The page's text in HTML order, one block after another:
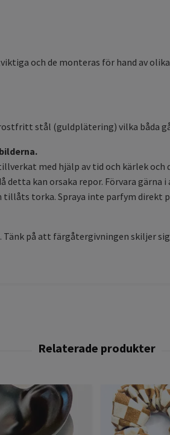
och de monteras för hand av
stål (guldplätering) vilka båda
med hjälp av tid och kärlek och
kan orsaka repor. Förvara gärna
torka. Spraya inte parfym
på att färgåtergivningen skiljer